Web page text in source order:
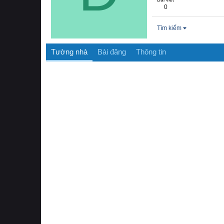
0
Tìm kiếm
Tường nhà Bài đăng Thông tin